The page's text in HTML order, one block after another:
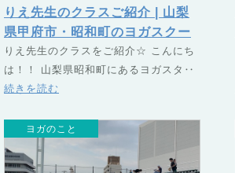
りえ先生のクラスご紹介 | 山梨
県甲府市・昭和町のヨガスクー
ル TSUNAGU（つなぐ）
りえ先生のクラスをご紹介☆ こんにち
は！！ 山梨県昭和町にあるヨガスタ‥
続きを読む
ヨガのこと